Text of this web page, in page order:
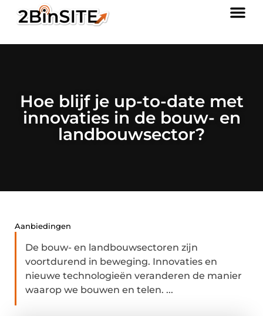
Hoe blijf je up-to-date met
innovaties in de bouw- en
landbouwsector?
Aanbiedingen
De bouw- en landbouwsectoren zijn
voortdurend in beweging. Innovaties en
nieuwe technologieën veranderen de manier
waarop we bouwen en telen. ...